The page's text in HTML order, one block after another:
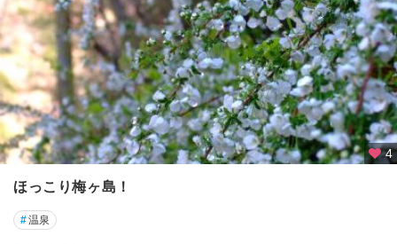
4
ほっこり梅ヶ島！
#温泉